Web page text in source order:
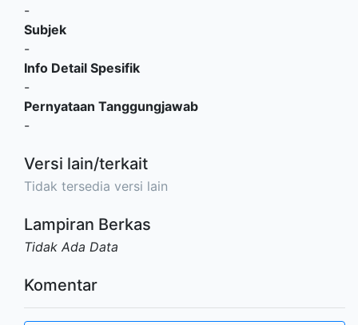
-
Subjek
-
Info Detail Spesifik
-
Pernyataan Tanggungjawab
-
Versi lain/terkait
Tidak tersedia versi lain
Lampiran Berkas
Tidak Ada Data
Komentar